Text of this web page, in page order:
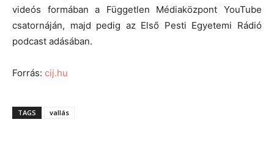
videós formában a Független Médiaközpont YouTube
csatornáján, majd pedig az Első Pesti Egyetemi Rádió
podcast adásában.
Forrás: cij.hu
TAGS vallás